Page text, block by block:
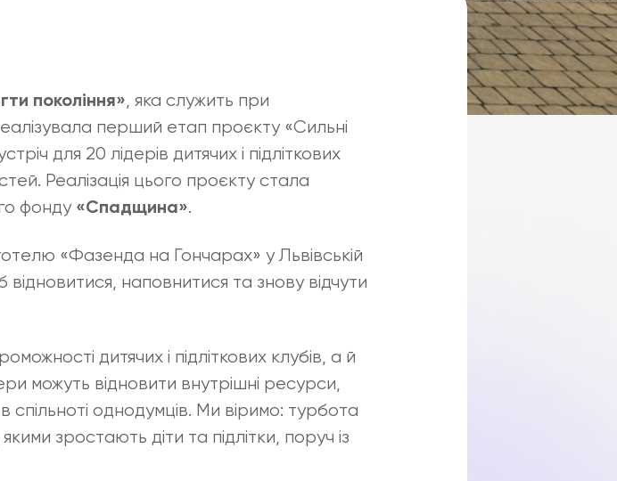
покоління», яка служить при
перший етап проєкту «Сильні
для 20 лідерів дитячих і підліткових
Реалізація цього проєкту стала
фонду «Спадщина».
«Фазенда на Гончарах» у Львівській
наповнитися та знову відчути
дитячих і підліткових клубів, а й
можуть відновити внутрішні ресурси,
спільноті однодумців. Ми віримо: турбота
зростають діти та підлітки, поруч із